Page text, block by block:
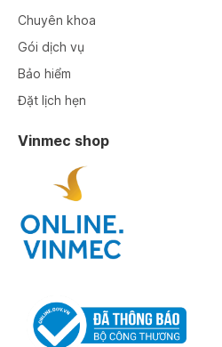
Chuyên khoa
Gói dịch vụ
Bảo hiểm
Đặt lịch hẹn
Vinmec shop